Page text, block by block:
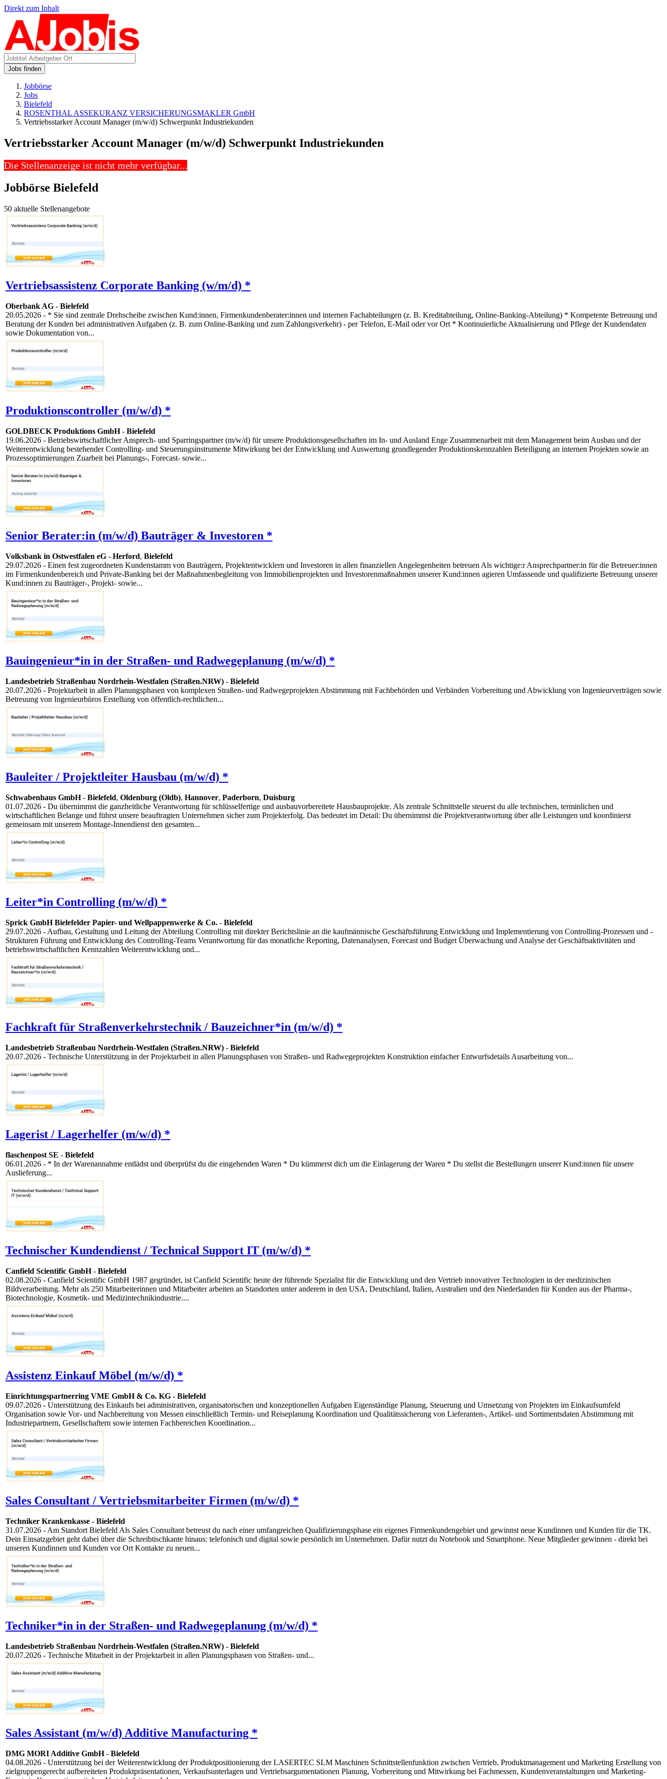
Direkt zum Inhalt
Jobs finden
Jobbörse
Jobs
Bielefeld
ROSENTHAL ASSEKURANZ VERSICHERUNGSMAKLER GmbH
Vertriebsstarker Account Manager (m/w/d) Schwerpunkt Industriekunden
Vertriebsstarker Account Manager (m/w/d) Schwerpunkt Industriekunden
Die Stellenanzeige ist nicht mehr verfügbar...
Jobbörse Bielefeld
50 aktuelle Stellenangebote
Vertriebsassistenz Corporate Banking (w/m/d) *
Oberbank AG - Bielefeld
20.05.2026 - * Sie sind zentrale Drehscheibe zwischen Kund:innen, Firmenkundenberater:innen und internen Fachabteilungen (z. B. Kreditabteilung, Online-Banking-Abteilung) * Kompetente Betreuung und
Beratung der Kunden bei administrativen Aufgaben (z. B. zum Online-Banking und zum Zahlungsverkehr) - per Telefon, E-Mail oder vor Ort * Kontinuierliche Aktualisierung und Pflege der Kundendaten
sowie Dokumentation von...
Produktionscontroller (m/w/d) *
GOLDBECK Produktions GmbH- Bielefeld
19.06.2026 - Betriebswirtschaftlicher Ansprech- und Sparringspartner (m/w/d) für unsere Produktionsgesellschaften im In- und Ausland Enge Zusammenarbeit mit dem Management beim Ausbau und der
Weiterentwicklung bestehender Controlling- und Steuerungsinstrumente Mitwirkung bei der Entwicklung und Auswertung grundlegender Produktionskennzahlen Beteiligung an internen Projekten sowie an
Prozessoptimierungen Zuarbeit bei Planungs-, Forecast- sowie...
Senior Berater:in (m/w/d) Bauträger & Investoren *
Volksbank in Ostwestfalen eG - Herford, Bielefeld
29.07.2026 - Einen fest zugeordneten Kundenstamm von Bauträgern, Projektentwicklern und Investoren in allen finanziellen Angelegenheiten betreuen Als wichtige:r Ansprechpartner:in für die Betreuer:innen
im Firmenkundenbereich und Private-Banking bei der Maßnahmenbegleitung von Immobilienprojekten und Investorenmaßnahmen unserer Kund:innen agieren Umfassende und qualifizierte Betreuung unserer
Kund:innen zu Bauträger-, Projekt- sowie...
Bauingenieur*in in der Straßen- und Radwegeplanung (m/w/d) *
Landesbetrieb Straßenbau Nordrhein-Westfalen (Straßen.NRW) - Bielefeld
20.07.2026 - Projektarbeit in allen Planungsphasen von komplexen Straßen- und Radwegeprojekten Abstimmung mit Fachbehörden und Verbänden Vorbereitung und Abwicklung von Ingenieurverträgen sowie
Betreuung von Ingenieurbüros Erstellung von öffentlich-rechtlichen...
Bauleiter / Projektleiter Hausbau (m/w/d) *
Schwabenhaus GmbH- Bielefeld, Oldenburg (Oldb), Hannover, Paderborn, Duisburg
01.07.2026 - Du übernimmst die ganzheitliche Verantwortung für schlüsselfertige und ausbauvorbereitete Hausbauprojekte. Als zentrale Schnittstelle steuerst du alle technischen, terminlichen und
wirtschaftlichen Belange und führst unsere beauftragten Unternehmen sicher zum Projekterfolg. Das bedeutet im Detail: Du übernimmst die Projektverantwortung über alle Leistungen und koordinierst
gemeinsam mit unserem Montage-Innendienst den gesamten...
Leiter*in Controlling (m/w/d) *
Sprick GmbH Bielefelder Papier- und Wellpappenwerke & Co. - Bielefeld
29.07.2026 - Aufbau, Gestaltung und Leitung der Abteilung Controlling mit direkter Berichtslinie an die kaufmännische Geschäftsführung Entwicklung und Implementierung von Controlling-Prozessen und -
Strukturen Führung und Entwicklung des Controlling-Teams Verantwortung für das monatliche Reporting, Datenanalysen, Forecast und Budget Überwachung und Analyse der Geschäftsaktivitäten und
betriebswirtschaftlichen Kennzahlen Weiterentwicklung und...
Fachkraft für Straßenverkehrstechnik / Bauzeichner*in (m/w/d) *
Landesbetrieb Straßenbau Nordrhein-Westfalen (Straßen.NRW) - Bielefeld
20.07.2026 - Technische Unterstützung in der Projektarbeit in allen Planungsphasen von Straßen- und Radwegeprojekten Konstruktion einfacher Entwurfsdetails Ausarbeitung von...
Lagerist / Lagerhelfer (m/w/d) *
flaschenpost SE - Bielefeld
06.01.2026 - * In der Warenannahme entlädst und überprüfst du die eingehenden Waren * Du kümmerst dich um die Einlagerung der Waren * Du stellst die Bestellungen unserer Kund:innen für unsere
Auslieferung...
Technischer Kundendienst / Technical Support IT (m/w/d) *
Canfield Scientific GmbH- Bielefeld
02.08.2026 - Canfield Scientific GmbH 1987 gegründet, ist Canfield Scientific heute der führende Spezialist für die Entwicklung und den Vertrieb innovativer Technologien in der medizinischen
Bildverarbeitung. Mehr als 250 Mitarbeiterinnen und Mitarbeiter arbeiten an Standorten unter anderem in den USA, Deutschland, Italien, Australien und den Niederlanden für Kunden aus der Pharma-,
Biotechnologie, Kosmetik- und Medizintechnikindustrie....
Assistenz Einkauf Möbel (m/w/d) *
Einrichtungspartnerring VME GmbH & Co. KG - Bielefeld
09.07.2026 - Unterstützung des Einkaufs bei administrativen, organisatorischen und konzeptionellen Aufgaben Eigenständige Planung, Steuerung und Umsetzung von Projekten im Einkaufsumfeld
Organisation sowie Vor- und Nachbereitung von Messen einschließlich Termin- und Reiseplanung Koordination und Qualitätssicherung von Lieferanten-, Artikel- und Sortimentsdaten Abstimmung mit
Industriepartnern, Gesellschaftern sowie internen Fachbereichen Koordination...
Sales Consultant / Vertriebsmitarbeiter Firmen (m/w/d) *
Techniker Krankenkasse - Bielefeld
31.07.2026 - Am Standort Bielefeld Als Sales Consultant betreust du nach einer umfangreichen Qualifizierungsphase ein eigenes Firmenkundengebiet und gewinnst neue Kundinnen und Kunden für die TK.
Dein Einsatzgebiet geht dabei über die Schreibtischkante hinaus: telefonisch und digital sowie persönlich im Unternehmen. Dafür nutzt du Notebook und Smartphone. Neue Mitglieder gewinnen - direkt bei
unseren Kundinnen und Kunden vor Ort Kontakte zu neuen...
Techniker*in in der Straßen- und Radwegeplanung (m/w/d) *
Landesbetrieb Straßenbau Nordrhein-Westfalen (Straßen.NRW) - Bielefeld
20.07.2026 - Technische Mitarbeit in der Projektarbeit in allen Planungsphasen von Straßen- und...
Sales Assistant (m/w/d) Additive Manufacturing *
DMG MORI Additive GmbH- Bielefeld
04.08.2026 - Unterstützung bei der Weiterentwicklung der Produktpositionierung der LASERTEC SLM Maschinen Schnittstellenfunktion zwischen Vertrieb, Produktmanagement und Marketing Erstellung von
zielgruppengerecht aufbereiteten Produktpräsentationen, Verkaufsunterlagen und Vertriebsargumentationen Planung, Vorbereitung und Mitwirkung bei Fachmessen, Kundenveranstaltungen und Marketing-